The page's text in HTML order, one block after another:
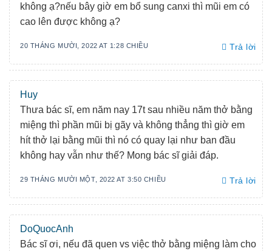
không ạ?nếu bây giờ em bổ sung canxi thì mũi em có
cao lên được không ạ?
20 THÁNG MƯỜI, 2022 AT 1:28 CHIỀU Trả lời
Huy
Thưa bác sĩ, em năm nay 17t sau nhiều năm thở bằng
miệng thì phần mũi bị gãy và không thẳng thì giờ em
hít thở lại bằng mũi thì nó có quay lại như ban đầu
không hay vẫn như thế? Mong bác sĩ giải đáp.
29 THÁNG MƯỜI MỘT, 2022 AT 3:50 CHIỀU Trả lời
DoQuocAnh
Bác sĩ ơi, nếu đã quen vs việc thở bằng miệng làm cho